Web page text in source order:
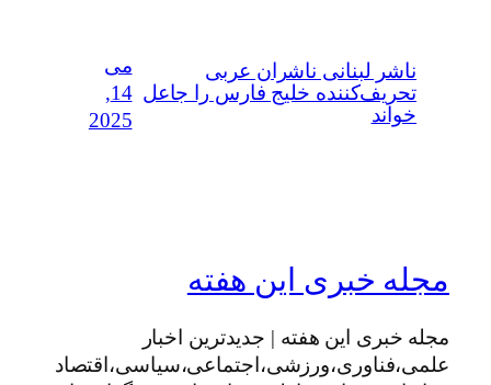
ناشر لبنانی ناشران عربی
تحریف‌کننده خلیج فارس را جاعل
خواند
می
14,
2025
مجله خبری این هفته
مجله خبری این هفته | جدیدترین اخبار
علمی،فناوری،ورزشی،اجتماعی،سیاسی،اقتصاد